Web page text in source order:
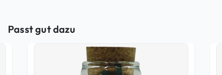
Passt gut dazu